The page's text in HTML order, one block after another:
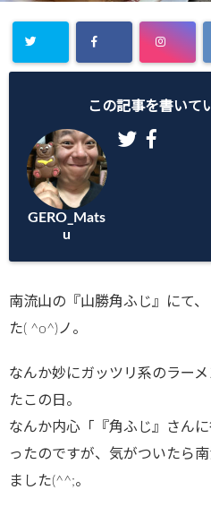
この記事を書いて
GERO_Mats
u
南流山の『山勝角ふじ』にて
た( ^o^)ノ。
なんか妙にガッツリ系のラー
たこの日。
なんか内心「『角ふじ』さん
ったのですが、気がついたら
ました(^^;。